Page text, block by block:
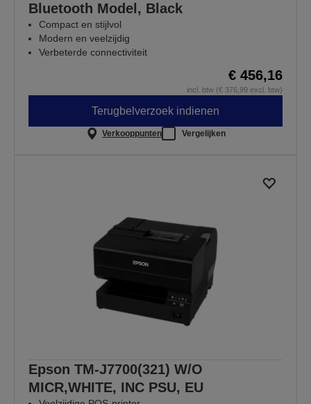
Bluetooth Model, Black
Compact en stijlvol
Modern en veelzijdig
Verbeterde connectiviteit
€ 456,16
incl. btw (€ 376,99 excl. btw)
Terugbelverzoek indienen
Verkooppunten Vergelijken
Epson TM-J7700(321) W/O
MICR,WHITE, INC PSU, EU